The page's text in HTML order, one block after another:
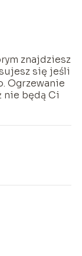
znajdziesz
się jeśli
Ogrzewanie
będą Ci